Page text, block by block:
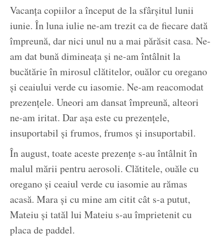
Vacanța copiilor a început de la sfârșitul lunii
iunie. În luna iulie ne-am trezit ca de fiecare dată
împreună, dar nici unul nu a mai părăsit casa. Ne-
am dat bună dimineața și ne-am întâlnit la
bucătărie în mirosul clătitelor, ouălor cu oregano
și ceaiului verde cu iasomie. Ne-am reacomodat
prezențele. Uneori am dansat împreună, alteori
ne-am iritat. Dar așa este cu prezențele,
insuportabil și frumos, frumos și insuportabil.
În august, toate aceste prezențe s-au întâlnit în
malul mării pentru aerosoli. Clătitele, ouăle cu
oregano și ceaiul verde cu iasomie au rămas
acasă. Mara și cu mine am citit cât s-a putut,
Mateiu și tatăl lui Mateiu s-au împrietenit cu
placa de paddel.